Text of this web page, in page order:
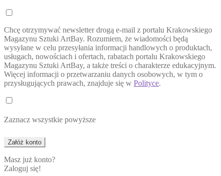
Chcę otrzymywać newsletter drogą e-mail z portalu Krakowskiego
Magazynu Sztuki ArtBay. Rozumiem, że wiadomości będą
wysyłane w celu przesyłania informacji handlowych o produktach,
usługach, nowościach i ofertach, rabatach portalu Krakowskiego
Magazynu Sztuki ArtBay, a także treści o charakterze edukacyjnym.
Więcej informacji o przetwarzaniu danych osobowych, w tym o
przysługujących prawach, znajduje się w Polityce.
Zaznacz wszystkie powyższe
Masz już konto?
Zaloguj się!